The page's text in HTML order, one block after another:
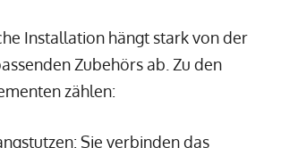
Installation hängt stark von der
Zubehörs ab. Zu den
zählen:
Sie verbinden das